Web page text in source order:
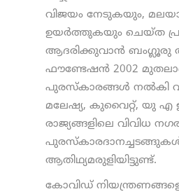
വിജയം നേടുകയും,
ഉയര്‍ത്തുകയും ചെയ്ത
ആദരിക്കുവാൻ
ഫൗണ്ടേഷൻ 2002
പുരസ്‌കാരങ്ങൾ നല്‍കി
മലേഷ്യ, കുവൈറ്റ്, യു എ
രാജ്യങ്ങളിലെ വിവിധ
ആതിഥ്യമരുളിയിട്ടുണ്ട്.
കോവിഡ് നിയന്ത്രണങ്ങളെ